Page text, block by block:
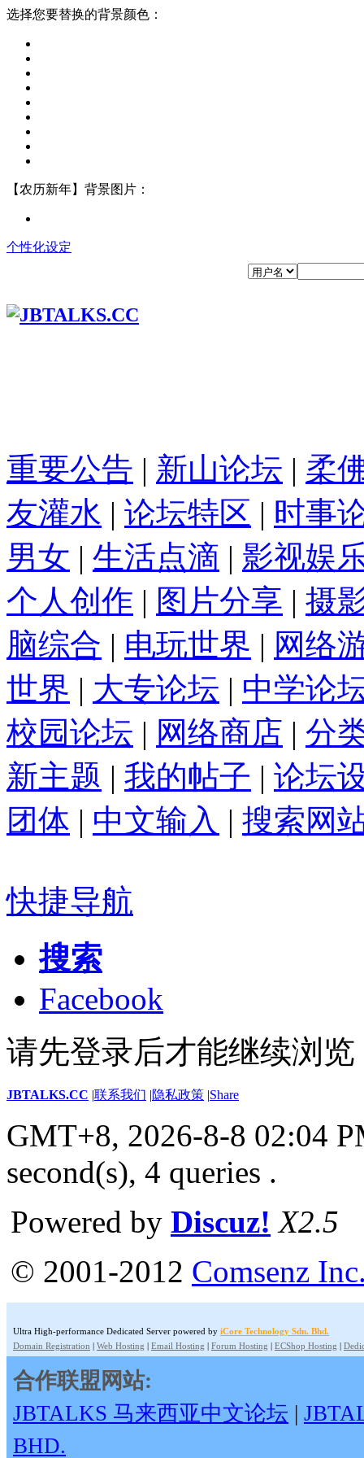
选择您要替换的背景颜色：
【农历新年】背景图片：
个性化设定
重要公告 | 新山论坛 | 柔
友灌水 | 论坛特区 | 时事
男女 | 生活点滴 | 影视娱
个人创作 | 图片分享 | 摄
脑综合 | 电玩世界 | 网络
世界 | 大专论坛 | 中学论
校园论坛 | 网络商店 | 分
新主题 | 我的帖子 | 论坛
团体 | 中文输入 | 搜索网
快捷导航
搜索
Facebook
请先登录后才能继续浏览
JBTALKS.CC |联系我们 |隐私政策 |Share
GMT+8, 2026-8-8 02:04
second(s), 4 queries .
Powered by Discuz! X2.5
© 2001-2012 Comsenz
Ultra High-performance Dedicated Server powered by iCore Technology Sdn. Bhd.
Domain Registration | Web Hosting | Email Hosting | Forum Hosting | ECShop Hosting |
合作联盟网站:
JBTALKS 马来西亚中文论坛 |
BHD.